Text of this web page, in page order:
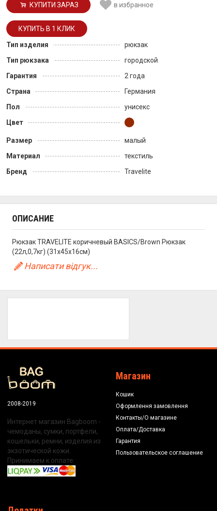
КУПИТИ ЗАРАЗ в избранное
Тип изделия
рюкзак
Тип рюкзака
городской
Гарантия
2 года
Страна
Германия
Пол
унисекс
Цвет
Размер
малый
Материал
текстиль
Бренд
Travelite
ОПИСАНИЕ
Рюкзак TRAVELITE коричневый BASICS/Brown Рюкзак
(22л,0,7кг) (31x45x16см)
Написати відгук...
2008-2019
Интернет магазин Bagboom -
чемоданы, сумки, портфели,
кошельки, ремни, изделия из
экзотической кожи.
Принимаем к оплате:
Магазин
Кошик
Оформлення замовлення
Контакты/О магазине
Оплата/Доставка
Гарантия
Пользовательское соглашение